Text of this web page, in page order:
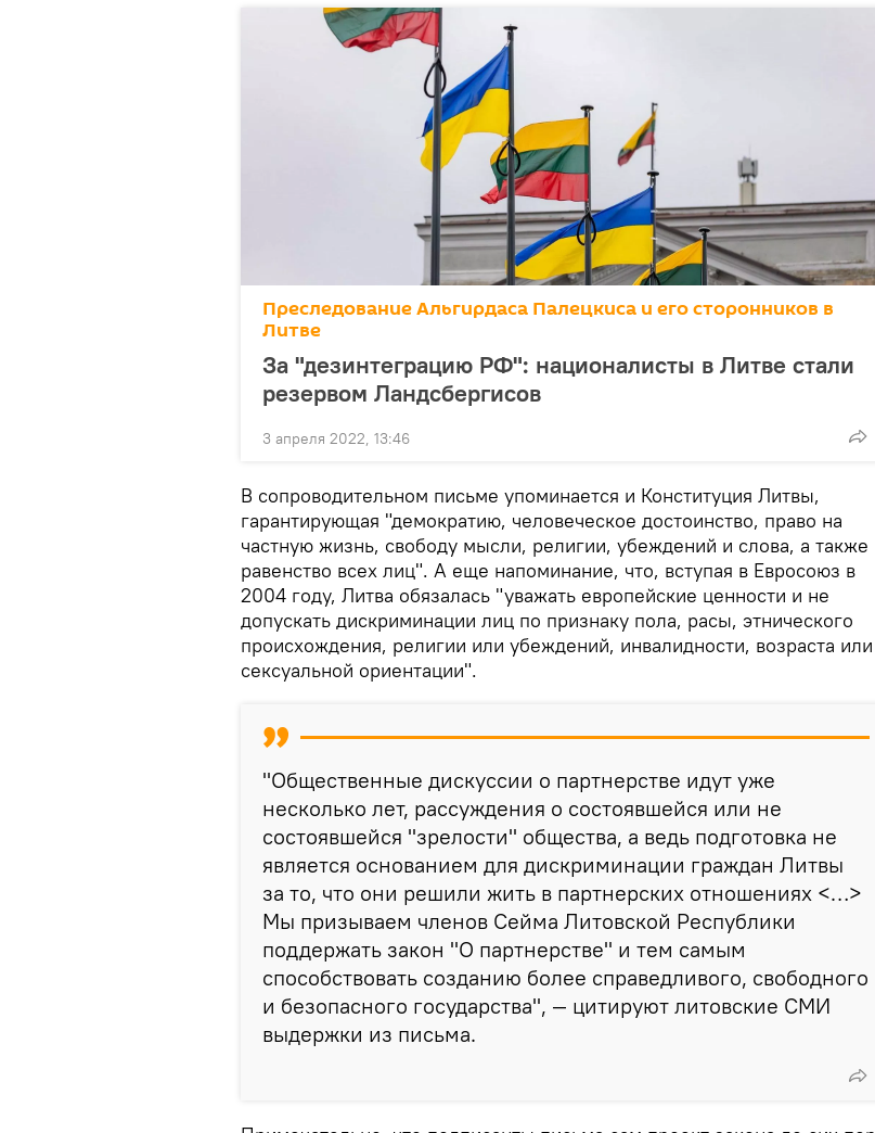
Преследование Альгирдаса Палецкиса и его сторонников в
Литве
За "дезинтеграцию РФ": националисты в Литве стали
резервом Ландсбергисов
3 апреля 2022, 13:46
В сопроводительном письме упоминается и Конституция Литвы,
гарантирующая "демократию, человеческое достоинство, право на
частную жизнь, свободу мысли, религии, убеждений и слова, а также
равенство всех лиц". А еще напоминание, что, вступая в Евросоюз в
2004 году, Литва обязалась "уважать европейские ценности и не
допускать дискриминации лиц по признаку пола, расы, этнического
происхождения, религии или убеждений, инвалидности, возраста или
сексуальной ориентации".
"Общественные дискуссии о партнерстве идут уже
несколько лет, рассуждения о состоявшейся или не
состоявшейся "зрелости" общества, а ведь подготовка не
является основанием для дискриминации граждан Литвы
за то, что они решили жить в партнерских отношениях <…>
Мы призываем членов Сейма Литовской Республики
поддержать закон "О партнерстве" и тем самым
способствовать созданию более справедливого, свободного
и безопасного государства", — цитируют литовские СМИ
выдержки из письма.